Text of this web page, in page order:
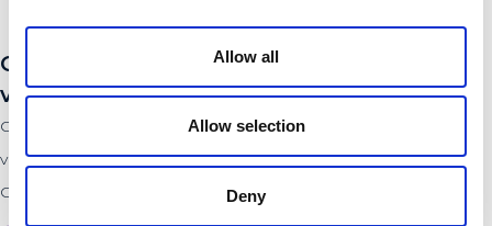
Allow all
Allow selection
Deny
Op de hoogte blijven
van het laatste nieuws?
Op de hoogte blijven van de laatste ontwikkelingen
van alle innovators en ondernemers binnen de PLNT
Community? Check het laatste nieuws.